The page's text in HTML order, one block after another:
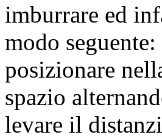
imburrare ed
modo seguente:
posizionare
spazio
levare il